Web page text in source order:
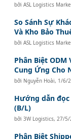
bởiASL Logistics
So Sánh Sự
Và Kho Bảo
bởiASL Logistics
Phân Biệt ODM
Cung Ứng Cho
bởi Nguyễn Hoài, 1/6/
Hướng dẫn
(B/L)
bởi3W Logistics, 27/5/
Phân Biệt